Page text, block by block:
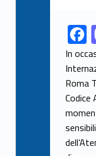
Link identifier share facebook archive #share-link-archive-46422F
e
o
o
k
In
Roma
Codice